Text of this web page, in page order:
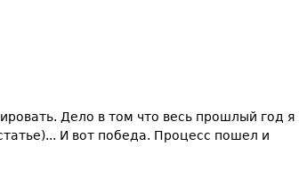
Дело в том что весь прошлый год я
И вот победа. Процесс пошел и